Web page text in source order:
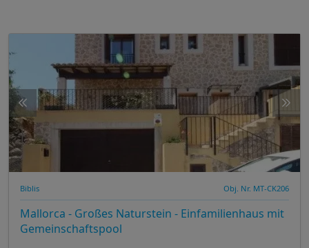
Biblis Obj. Nr. MT-CK206
Mallorca - Großes Naturstein - Einfamilienhaus mit
Gemeinschaftspool